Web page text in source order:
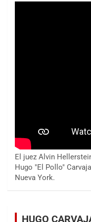
El juez Alvin
Hugo "El Pollo"
Nueva York.
HUGO